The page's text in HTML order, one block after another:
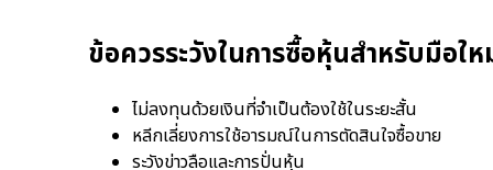
ข้อควรระวังในการซื้อหุ้นสำหรับมือใ
ไม่ลงทุนด้วยเงินที่จำเป็นต้องใช้ในระยะสั้น
หลีกเลี่ยงการใช้อารมณ์ในการตัดสินใจซื้อขาย
ระวังข่าวลือและการปั่นหุ้น